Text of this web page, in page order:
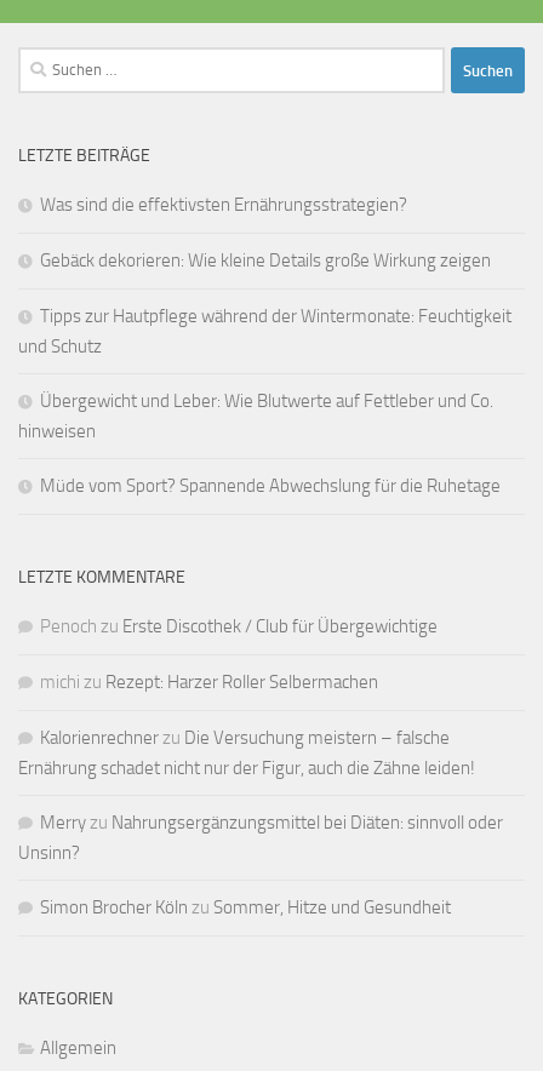
Suchen
nach:
LETZTE BEITRÄGE
Was sind die effektivsten Ernährungsstrategien?
Gebäck dekorieren: Wie kleine Details große Wirkung zeigen
Tipps zur Hautpflege während der Wintermonate: Feuchtigkeit
und Schutz
Übergewicht und Leber: Wie Blutwerte auf Fettleber und Co.
hinweisen
Müde vom Sport? Spannende Abwechslung für die Ruhetage
LETZTE KOMMENTARE
Penoch zu Erste Discothek / Club für Übergewichtige
michi zu Rezept: Harzer Roller Selbermachen
Kalorienrechnerzu Die Versuchung meistern – falsche
Ernährung schadet nicht nur der Figur, auch die Zähne leiden!
Merryzu Nahrungsergänzungsmittel bei Diäten: sinnvoll oder
Unsinn?
Simon Brocher Köln zu Sommer, Hitze und Gesundheit
KATEGORIEN
Allgemein